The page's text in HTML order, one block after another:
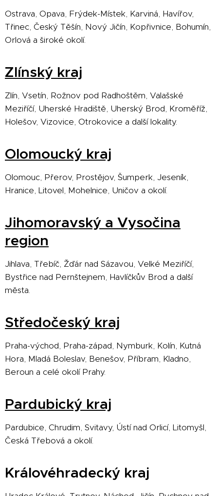
Ostrava, Opava, Frýdek-Místek, Karviná, Havířov,
Třinec, Český Těšín, Nový Jičín, Kopřivnice, Bohumín,
Orlová a široké okolí.
Zlínský kraj
Zlín, Vsetín, Rožnov pod Radhoštěm, Valašské
Meziříčí, Uherské Hradiště, Uherský Brod, Kroměříž,
Holešov, Vizovice, Otrokovice a další lokality.
Olomoucký kraj
Olomouc, Přerov, Prostějov, Šumperk, Jeseník,
Hranice, Litovel, Mohelnice, Uničov a okolí.
Jihomoravský a Vysočina
region
Jihlava, Třebíč, Žďár nad Sázavou, Velké Meziříčí,
Bystřice nad Pernštejnem, Havlíčkův Brod a další
města.
Středočeský kraj
Praha-východ, Praha-západ, Nymburk, Kolín, Kutná
Hora, Mladá Boleslav, Benešov, Příbram, Kladno,
Beroun a celé okolí Prahy.
Pardubický kraj
Pardubice, Chrudim, Svitavy, Ústí nad Orlicí, Litomyšl,
Česká Třebová a okolí.
Královéhradecký kraj